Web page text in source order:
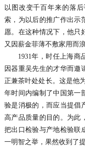
以图改变千百年来的落
索，为以后的推广作出示
愿。在这种情况下，他只
又因薪金菲薄不敷家用而
1931年，时任上海商品
因器重吴先生的才华而邀
正兼茶叶处处长。这是他
年时间内编制了中国第一
验是消极的，而应当提倡
高产品质量的目的。为此
把出口检验与产地检验联
一明智之举，果然收到了